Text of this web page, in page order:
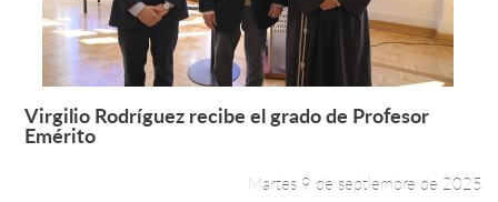
Leer más +
Virgilio Rodríguez recibe el grado de Profesor
Emérito
Martes 9 de septiembre de 2025